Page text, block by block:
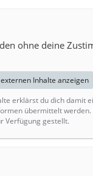
ohne deine
Inhalte anzeigen
erklärst du dich damit
übermittelt
Verfügung gestellt.